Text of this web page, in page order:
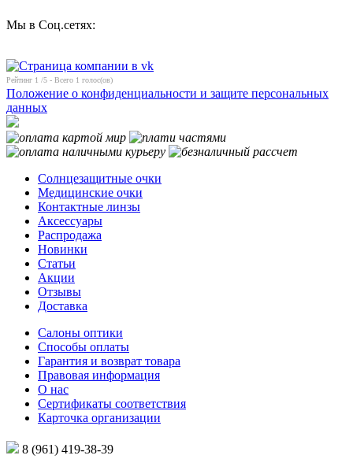
Мы в Соц.сетях:
Рейтинг 1 /5 - Всего 1 голос(ов)
Положение о конфиденциальности и защите персональных
данных
Солнцезащитные очки
Медицинские очки
Контактные линзы
Аксессуары
Распродажа
Новинки
Статьи
Акции
Отзывы
Доставка
Салоны оптики
Способы оплаты
Гарантия и возврат товара
Правовая информация
О нас
Сертификаты соответствия
Карточка организации
8 (961) 419-38-39